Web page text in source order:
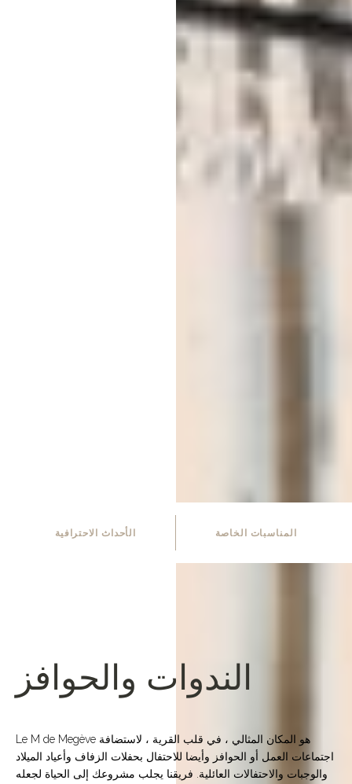
الأحداث الاحترافية المناسبات الخاصة
الندوات والحوافز
Le M de Megève هو المكان المثالي ، في قلب القرية ، لاستضافة
اجتماعات العمل أو الحوافز وأيضا للاحتفال بحفلات الزفاف وأعياد الميلاد
والوجبات والاحتفالات العائلية. فريقنا يجلب مشروعك إلى الحياة لجعله